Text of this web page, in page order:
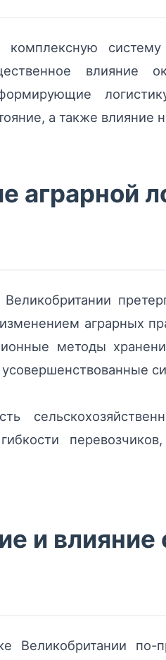
комплексную
влияние
а также влияние
аграрной
аграрных
методы
и
Великобритании